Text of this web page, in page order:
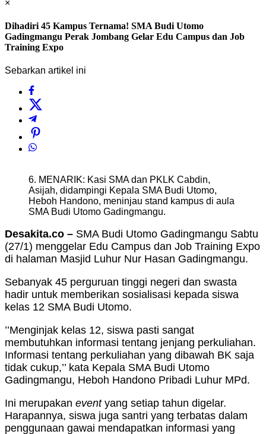
×
Dihadiri 45 Kampus Ternama! SMA Budi Utomo
Gadingmangu Perak Jombang Gelar Edu Campus dan Job
Training Expo
Sebarkan artikel ini
6. MENARIK: Kasi SMA dan PKLK Cabdin,
Asijah, didampingi Kepala SMA Budi Utomo,
Heboh Handono, meninjau stand kampus di aula
SMA Budi Utomo Gadingmangu.
Desakita.co – SMA Budi Utomo Gadingmangu Sabtu
(27/1) menggelar Edu Campus dan Job Training Expo
di halaman Masjid Luhur Nur Hasan Gadingmangu.
Sebanyak 45 perguruan tinggi negeri dan swasta
hadir untuk memberikan sosialisasi kepada siswa
kelas 12 SMA Budi Utomo.
’’Menginjak kelas 12, siswa pasti sangat
membutuhkan informasi tentang jenjang perkuliahan.
Informasi tentang perkuliahan yang dibawah BK saja
tidak cukup,’’ kata Kepala SMA Budi Utomo
Gadingmangu, Heboh Handono Pribadi Luhur MPd.
Ini merupakan eventyang setiap tahun digelar.
Harapannya, siswa juga santri yang terbatas dalam
penggunaan gawai mendapatkan informasi yang